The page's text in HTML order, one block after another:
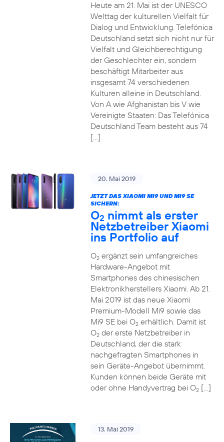
Heute am 21. Mai ist der UNESCO
Welttag der kulturellen Vielfalt für
Dialog und Entwicklung. Telefónica
Deutschland setzt sich nicht nur für
Vielfalt und Gleichberechtigung
der Geschlechter ein, sondern
beschäftigt Mitarbeiter aus
insgesamt 74 verschiedenen
Kulturen alleine in Deutschland.
Von A wie Afghanistan bis V wie
Vereinigte Staaten: Das Telefónica
Deutschland Team besteht aus 74
[…]
20. Mai 2019
JETZT DAS XIAOMI MI9 UND MI9 SE
SICHERN:
O2 nimmt als erster
Netzbetreiber Xiaomi
ins Portfolio auf
O2ergänzt sein umfangreiches
Hardware-Angebot mit
Smartphones des chinesischen
Elektronikherstellers Xiaomi. Ab 21.
Mai 2019 ist das neue Xiaomi
Premium-Modell Mi9 sowie das
Mi9 SE bei O2erhältlich. Damit ist
O2der erste Netzbetreiber in
Deutschland, der die stark
nachgefragten Smartphones in
sein Geräte-Angebot übernimmt.
Kunden können beide Geräte mit
oder ohne Handyvertrag bei O2[…]
13. Mai 2019